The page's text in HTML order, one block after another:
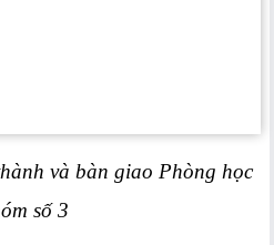
và bàn giao Phòng học
số 3